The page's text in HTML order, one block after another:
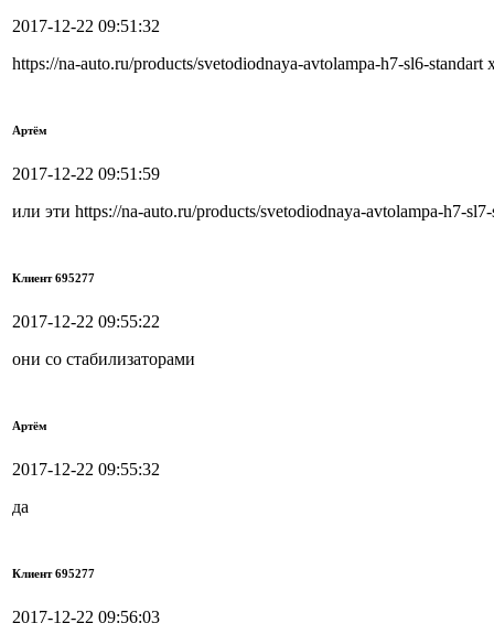
2017-12-22 09:51:32
https://na-auto.ru/products/svetodiodnaya-avtolampa-h7-sl6-standart
Артём
2017-12-22 09:51:59
или эти https://na-auto.ru/products/svetodiodnaya-avtolampa-h7-sl7-
Клиент 695277
2017-12-22 09:55:22
они со стабилизаторами
Артём
2017-12-22 09:55:32
да
Клиент 695277
2017-12-22 09:56:03